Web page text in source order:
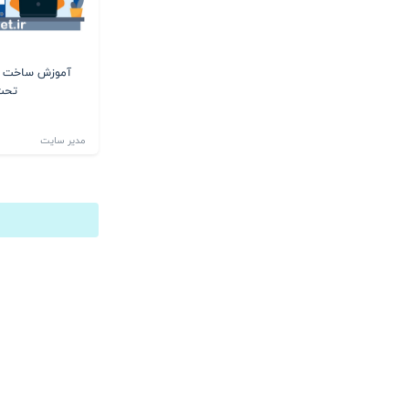
آموزش ساخت
مدیر سایت